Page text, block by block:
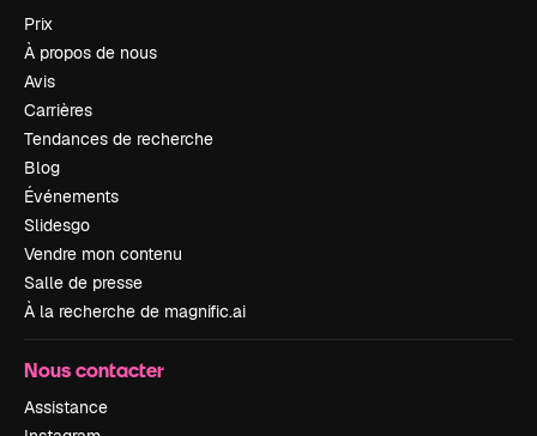
Prix
À propos de nous
Avis
Carrières
Tendances de recherche
Blog
Événements
Slidesgo
Vendre mon contenu
Salle de presse
À la recherche de magnific.ai
Nous contacter
Assistance